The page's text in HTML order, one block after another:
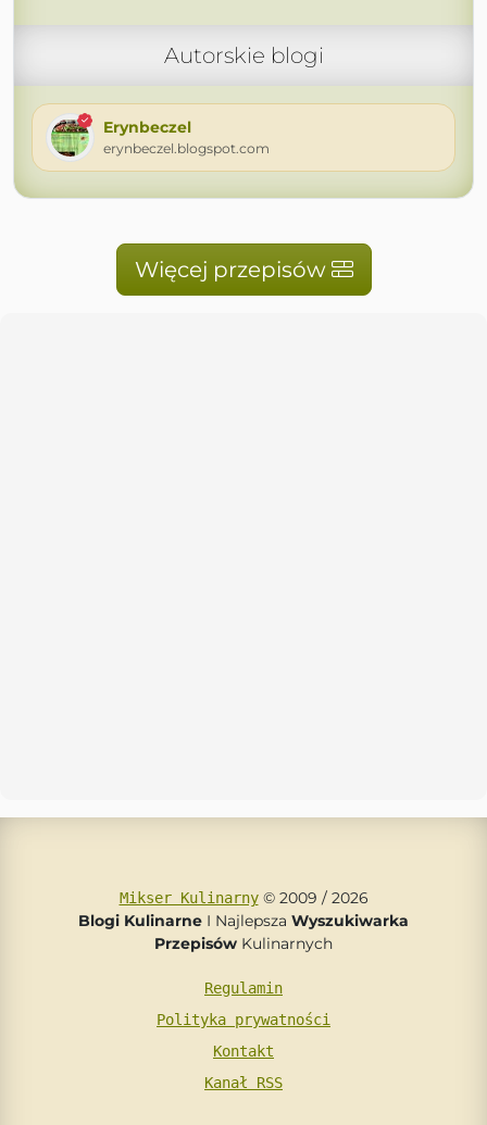
Autorskie blogi
Erynbeczel
erynbeczel.blogspot.com
Więcej przepisów
Mikser Kulinarny© 2009 / 2026
Blogi Kulinarne I Najlepsza Wyszukiwarka
Przepisów Kulinarnych
Regulamin
Polityka prywatności
Kontakt
Kanał RSS